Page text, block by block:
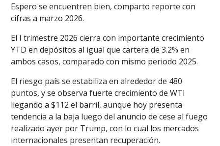
Espero se encuentren bien, comparto reporte con
cifras a marzo 2026.
El I trimestre 2026 cierra con importante crecimiento
YTD en depósitos al igual que cartera de 3.2% en
ambos casos, comparado con mismo periodo 2025.
El riesgo país se estabiliza en alrededor de 480
puntos, y se observa fuerte crecimiento de WTI
llegando a $112 el barril, aunque hoy presenta
tendencia a la baja luego del anuncio de cese al fuego
realizado ayer por Trump, con lo cual los mercados
internacionales presentan recuperación.